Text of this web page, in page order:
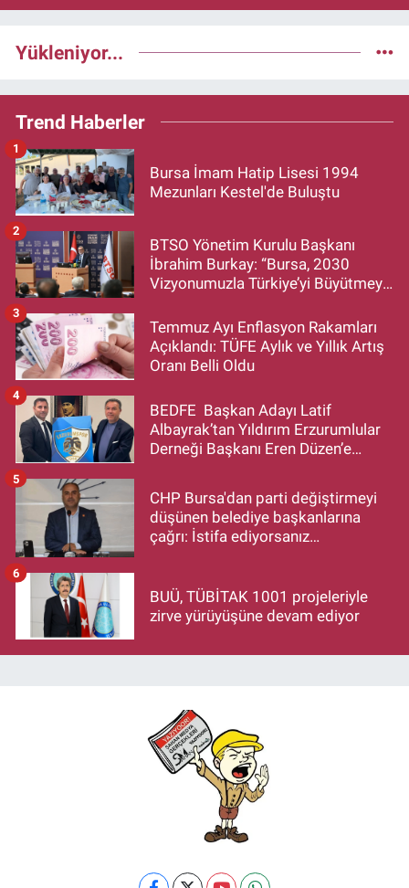
Yükleniyor...
Trend Haberler
Bursa İmam Hatip Lisesi 1994
Mezunları Kestel'de Buluştu
1
BTSO Yönetim Kurulu Başkanı
İbrahim Burkay: “Bursa, 2030
Vizyonumuzla Türkiye’yi Büyütmeye
2
Temmuz Ayı Enflasyon Rakamları
Açıklandı: TÜFE Aylık ve Yıllık Artış
Oranı Belli Oldu
3
BEDFE Başkan Adayı Latif
Albayrak’tan Yıldırım Erzurumlular
Derneği Başkanı Eren Düzen’e
4
CHP Bursa'dan parti değiştirmeyi
düşünen belediye başkanlarına
çağrı: İstifa ediyorsanız
5
BUÜ, TÜBİTAK 1001 projeleriyle
zirve yürüyüşüne devam ediyor
6